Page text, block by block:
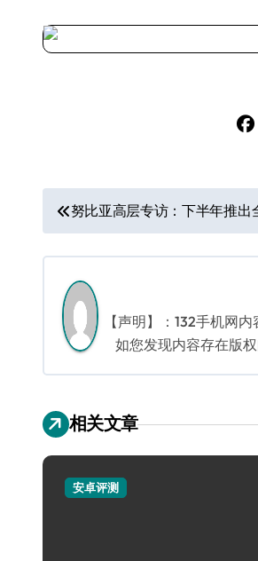
文
章
导
航
努比亚高层专访：下半年推出
【声明】：132手机网
如您发现内容存在版
相关文章
安卓评测